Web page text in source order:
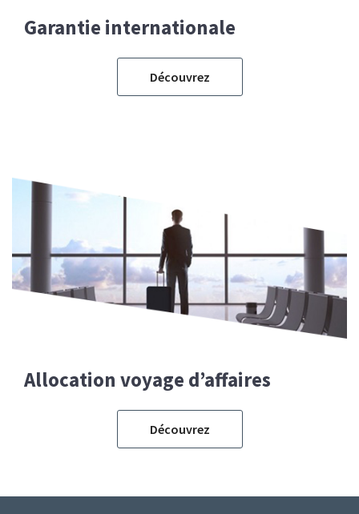
Garantie internationale
Découvrez
Allocation voyage d’affaires
Découvrez